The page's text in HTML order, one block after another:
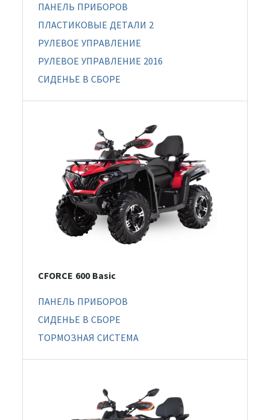
ПАНЕЛЬ ПРИБОРОВ
ПЛАСТИКОВЫЕ ДЕТАЛИ 2
РУЛЕВОЕ УПРАВЛЕНИЕ
РУЛЕВОЕ УПРАВЛЕНИЕ 2016
СИДЕНЬЕ В СБОРЕ
CFORCE 600 Basic
ПАНЕЛЬ ПРИБОРОВ
СИДЕНЬЕ В СБОРЕ
ТОРМОЗНАЯ СИСТЕМА